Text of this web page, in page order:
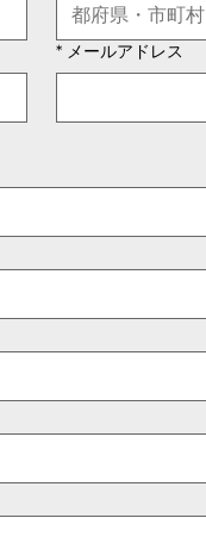
* メールアドレス